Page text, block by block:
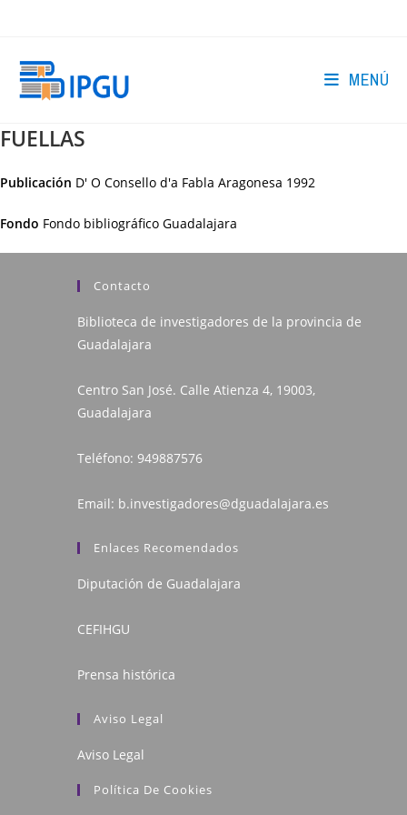
MENÚ
FUELLAS
Publicación D' O Consello d'a Fabla Aragonesa 1992
Fondo Fondo bibliográfico Guadalajara
Contacto
Biblioteca de investigadores de la provincia de
Guadalajara
Centro San José. Calle Atienza 4, 19003,
Guadalajara
Teléfono: 949887576
Email: b.investigadores@dguadalajara.es
Enlaces Recomendados
Diputación de Guadalajara
CEFIHGU
Prensa histórica
Aviso Legal
Aviso Legal
Política De Cookies